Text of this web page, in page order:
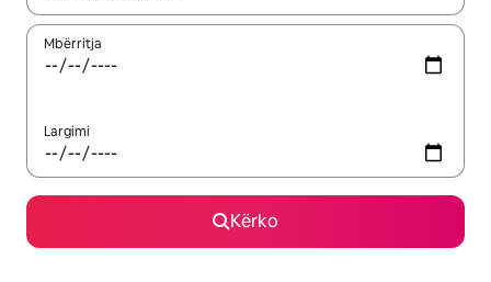
Mbërritja
Largimi
Kërko